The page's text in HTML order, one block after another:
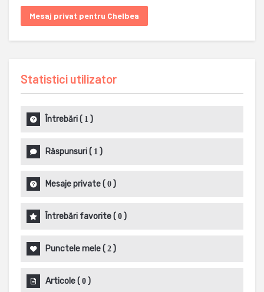
Mesaj privat pentru Chelbea
Statistici utilizator
Întrebări( 1 )
Răspunsuri( 1 )
Mesaje private( 0 )
Întrebări favorite( 0 )
Punctele mele( 2 )
Articole( 0 )